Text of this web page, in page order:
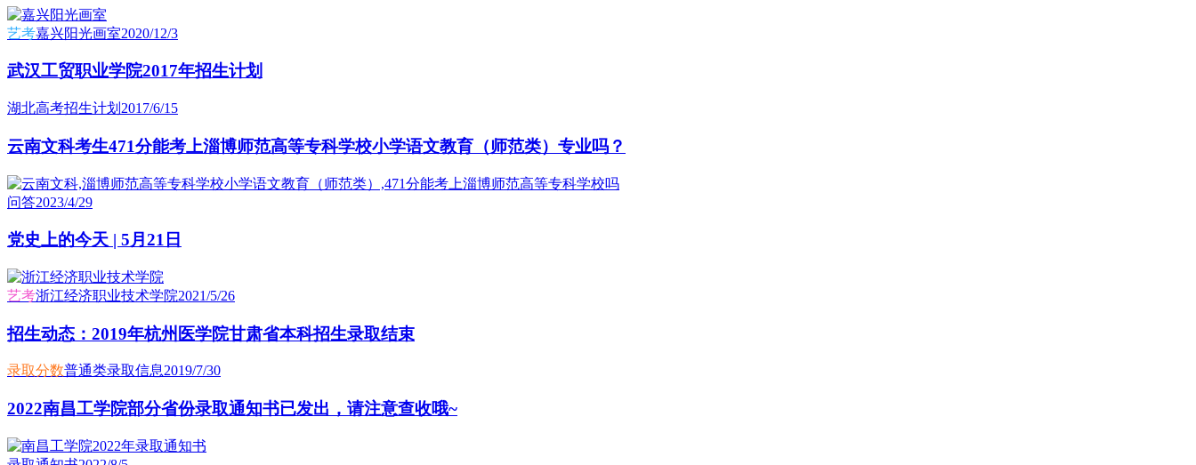
艺考嘉兴阳光画室2020/12/3
武汉工贸职业学院2017年招生计划
湖北高考招生计划 2017/6/15
云南文科考生471分能考上淄博师范高等专科学校小学语文教育（师范类）专业吗？
问答2023/4/29
党史上的今天 | 5月21日
艺考浙江经济职业技术学院2021/5/26
招生动态：2019年杭州医学院甘肃省本科招生录取结束
录取分数普通类录取信息2019/7/30
2022南昌工学院部分省份录取通知书已发出，请注意查收哦~